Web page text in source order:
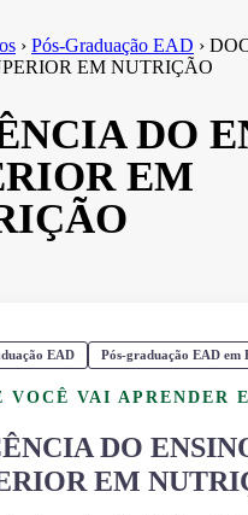
› Pós-Graduação EAD ›
EM NUTRIÇÃO
DO
EM
EAD Pós-graduação EAD em
VOCÊ VAI APRENDER
DO
EM